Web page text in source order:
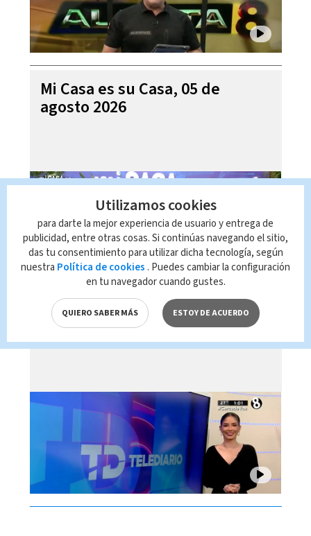
Mi Casa es su Casa, 05 de
agosto 2026
Telediario En Directo con Paula
Brenes, 05 de agosto 2026
Utilizamos cookies
para darte la mejor experiencia de usuario y entrega de
publicidad, entre otras cosas. Si continúas navegando el sitio,
das tu consentimiento para utilizar dicha tecnología, según
nuestra Política de cookies . Puedes cambiar la configuración
en tu navegador cuando gustes.
QUIERO SABER MÁS ESTOY DE ACUERDO